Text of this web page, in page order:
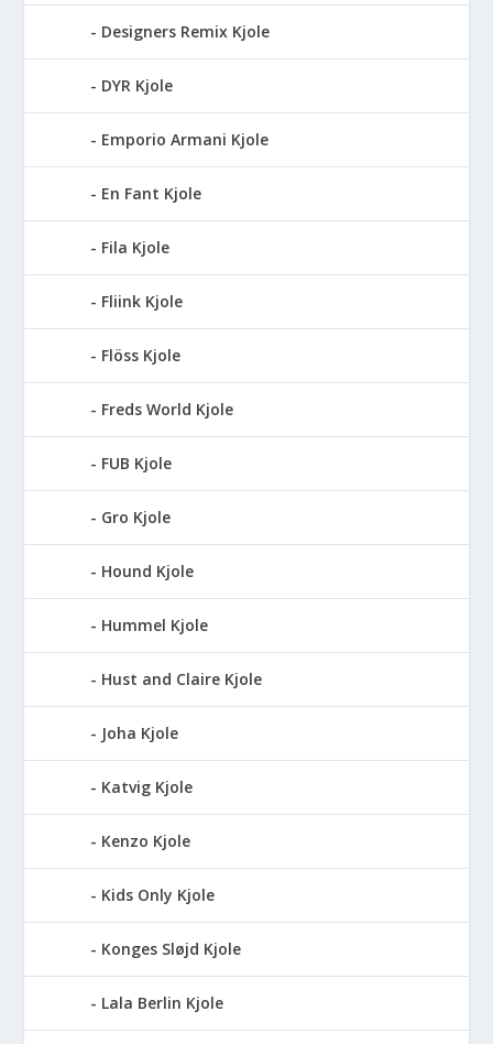
Designers Remix Kjole
DYR Kjole
Emporio Armani Kjole
En Fant Kjole
Fila Kjole
Fliink Kjole
Flöss Kjole
Freds World Kjole
FUB Kjole
Gro Kjole
Hound Kjole
Hummel Kjole
Hust and Claire Kjole
Joha Kjole
Katvig Kjole
Kenzo Kjole
Kids Only Kjole
Konges Sløjd Kjole
Lala Berlin Kjole